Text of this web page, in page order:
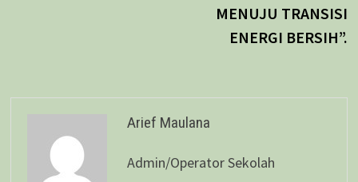
MENUJU TRANSISI
ENERGI BERSIH”.
Arief Maulana
Admin/Operator Sekolah